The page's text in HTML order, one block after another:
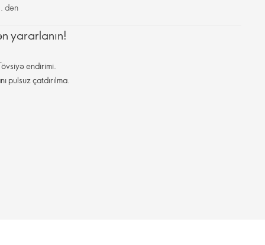
dən
yararlanın!
endirimi.
pulsuz çatdırılma.